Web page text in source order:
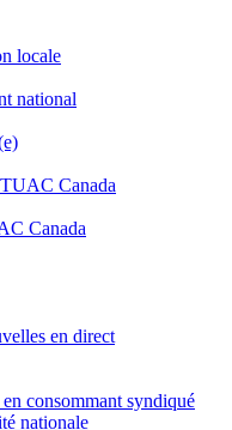
locale
national
Canada
Canada
en direct
consommant syndiqué
nationale